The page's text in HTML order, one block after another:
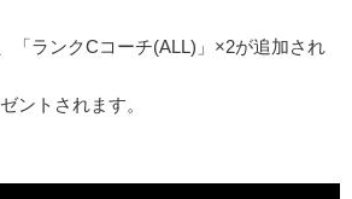
「ランクCコーチ(ALL)」×2が追加され
ントされます。